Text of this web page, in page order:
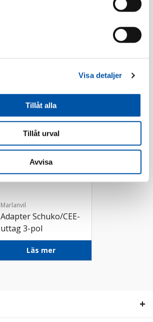
Visa detaljer
Tillåt alla
Tillåt urval
Avvisa
Marlanvil
Adapter Schuko/CEE-
uttag 3-pol
Läs mer